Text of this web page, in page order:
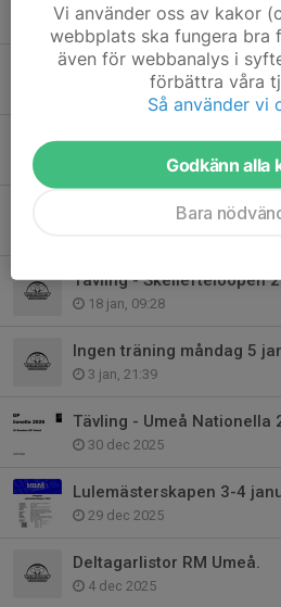
1 mar, 18:56
Uppdaterade starttider
18 feb, 22:23
Info Skellefteloopen +
16 feb, 17:37
Tävling - SCA open 2026
Tävling - Skellefteloopen
18 jan, 09:28
Ingen träning måndag 5
3 jan, 21:39
Tävling - Umeå Nationella
30 dec 2025
Lulemästerskapen 3-4
29 dec 2025
Deltagarlistor RM Umeå.
4 dec 2025
Vi använder oss av kakor
webbplats ska fungera bra
även för webbanalys i
förbättra våra
Så använder vi
Godkänn alla
Bara